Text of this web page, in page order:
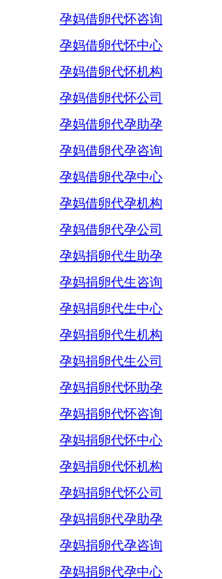
孕妈借卵代怀咨询
孕妈借卵代怀中心
孕妈借卵代怀机构
孕妈借卵代怀公司
孕妈借卵代孕助孕
孕妈借卵代孕咨询
孕妈借卵代孕中心
孕妈借卵代孕机构
孕妈借卵代孕公司
孕妈捐卵代生助孕
孕妈捐卵代生咨询
孕妈捐卵代生中心
孕妈捐卵代生机构
孕妈捐卵代生公司
孕妈捐卵代怀助孕
孕妈捐卵代怀咨询
孕妈捐卵代怀中心
孕妈捐卵代怀机构
孕妈捐卵代怀公司
孕妈捐卵代孕助孕
孕妈捐卵代孕咨询
孕妈捐卵代孕中心